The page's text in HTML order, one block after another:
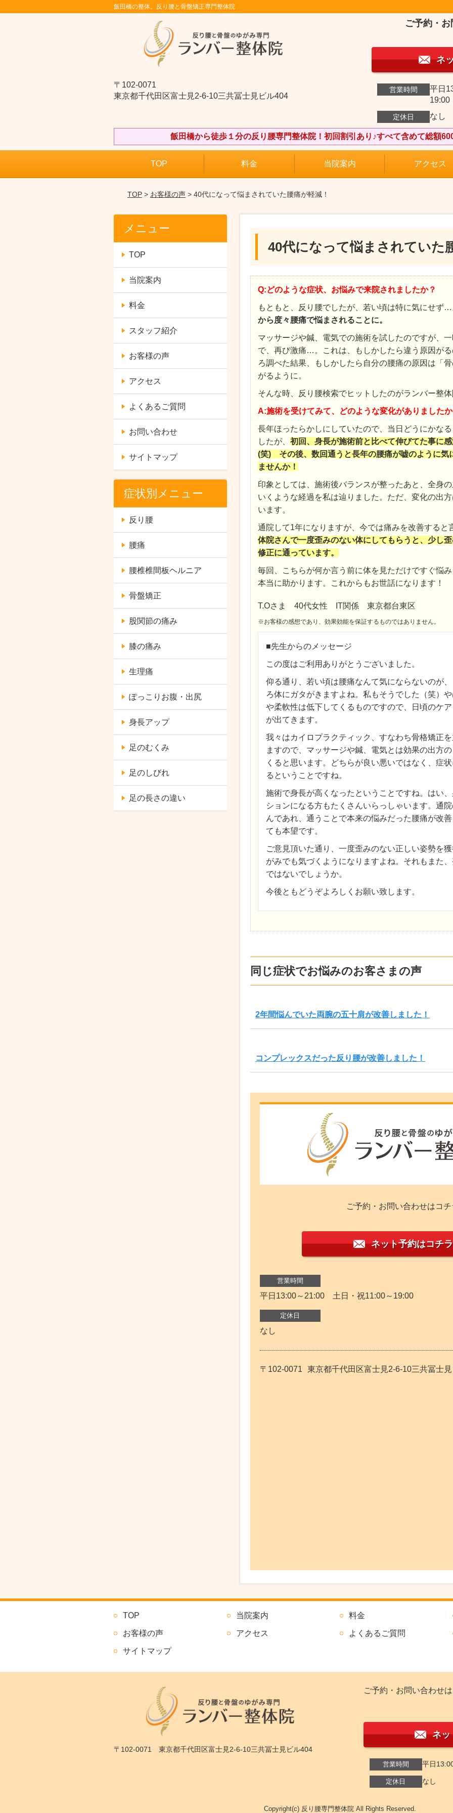
飯田橋の整体。反り腰と骨盤矯正専門整体院
〒102-0071
東京都千代田区富士見2-6-10三共冨士見ビル404
ご予約・
ネ
営業時間
平日
19:00
定休日 なし
飯田橋から徒歩１分の反り腰専門整体院！初回割引あり♪すべて含めて総額
TOP 料金 当院案内 アクセス
TOP> お客様の声> 40代になって悩まされていた腰痛が軽減！
40代になって悩まされていた
Q:どのような症状、お悩みで来院されましたか？
もともと、反り腰でしたが、若い頃は特に気にせず
から度々腰痛で悩まされることに。
マッサージや鍼、電気での施術を試したのですが、
で、再び激痛…。これは、もしかしたら違う原因が
ろ調べた結果、もしかしたら自分の腰痛の原因は「
がるように。
そんな時、反り腰検索でヒットしたのがランバー整
A:施術を受けてみて、どのような変化がありました
長年ほったらかしにしていたので、当日どうにかな
したが、 初回、身長が施術前と比べて伸びてた事に
(笑) その後、数回通うと長年の腰痛が嘘のように気
ませんか！
印象としては、施術後バランスが整ったあと、全身
いくような経過を私は辿りました。ただ、変化の出
います。
通院して1年になりますが、今では痛みを改善すると
体院さんで一度歪みのない体にしてもらうと、少し
修正に通っています。
毎回、こちらが何か言う前に体を見ただけですぐ悩
本当に助かります。これからもお世話になります！
T.Oさま 40代女性 IT関係 東京都台東区
※お客様の感想であり、効果効能を保証するものではありません。
■先生からのメッセージ
この度はご利用ありがとうございました。
仰る通り、若い頃は腰痛なんて気にならないのが
ろ体にガタがきますよね。私もそうでした（笑）
や柔軟性は低下してくるものですので、日頃のケ
が出てきます。
我々はカイロプラクティック、すなわち骨格矯正
ますので、マッサージや鍼、電気とは効果の出方
くると思います。どちらが良い悪いではなく、症
るということですね。
施術で身長が高くなったということですね。はい
ションになる方もたくさんいらっしゃいます。通
んであれ、通うことで本来の悩みだった腰痛が改
ても本望です。
ご意見頂いた通り、一度歪みのない正しい姿勢を
がみでも気づくようになりますよね。それもまた
ではないでしょうか。
今後ともどうぞよろしくお願い致します。
同じ症状でお悩みのお客さまの声
2年間悩んでいた両腕の五十肩が改善しました！
コンプレックスだった反り腰が改善しました！
ご予約・お問い合わせはコ
ネット予約はコチラ
営業時間
平日13:00～21:00 土日・祝11:00～19:00
定休日
なし
〒102-0071 東京都千代田区富士見2-6-10三共冨士
メニュー
TOP
当院案内
料金
スタッフ紹介
お客様の声
アクセス
よくあるご質問
お問い合わせ
サイトマップ
症状別メニュー
反り腰
腰痛
腰椎椎間板ヘルニア
骨盤矯正
股関節の痛み
膝の痛み
生理痛
ぽっこりお腹・出尻
身長アップ
足のむくみ
足のしびれ
足の長さの違い
TOP 当院案内 料金
お客様の声 アクセス よくあるご質問
サイトマップ
〒102-0071 東京都千代田区富士見2-6-10三共冨士見ビル404
ご予約・お問い合わせ
ネッ
営業時間 平日
定休日 なし
Copyright(c) 反り腰専門整体院 All Rights Reserved.